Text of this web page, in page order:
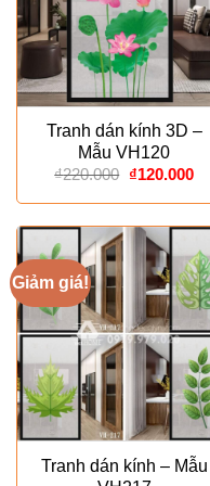
Tranh dán kính 3D –
Mẫu VH120
₫220.000 Giá
là:
₫220.000.
₫120.000Giá
tại
là:
Giảm giá!
Tranh dán kính – Mẫu